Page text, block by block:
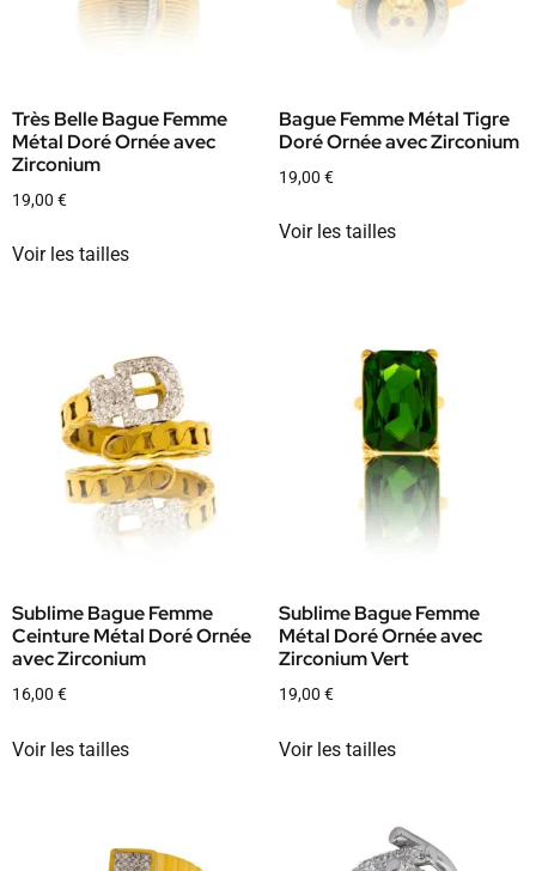
Très Belle Bague Femme
Métal Doré Ornée avec
Zirconium
19,00 €
Voir les tailles
Bague Femme Métal Tigre
Doré Ornée avec Zirconium
19,00 €
Voir les tailles
Sublime Bague Femme
Ceinture Métal Doré Ornée
avec Zirconium
16,00 €
Voir les tailles
Sublime Bague Femme
Métal Doré Ornée avec
Zirconium Vert
19,00 €
Voir les tailles